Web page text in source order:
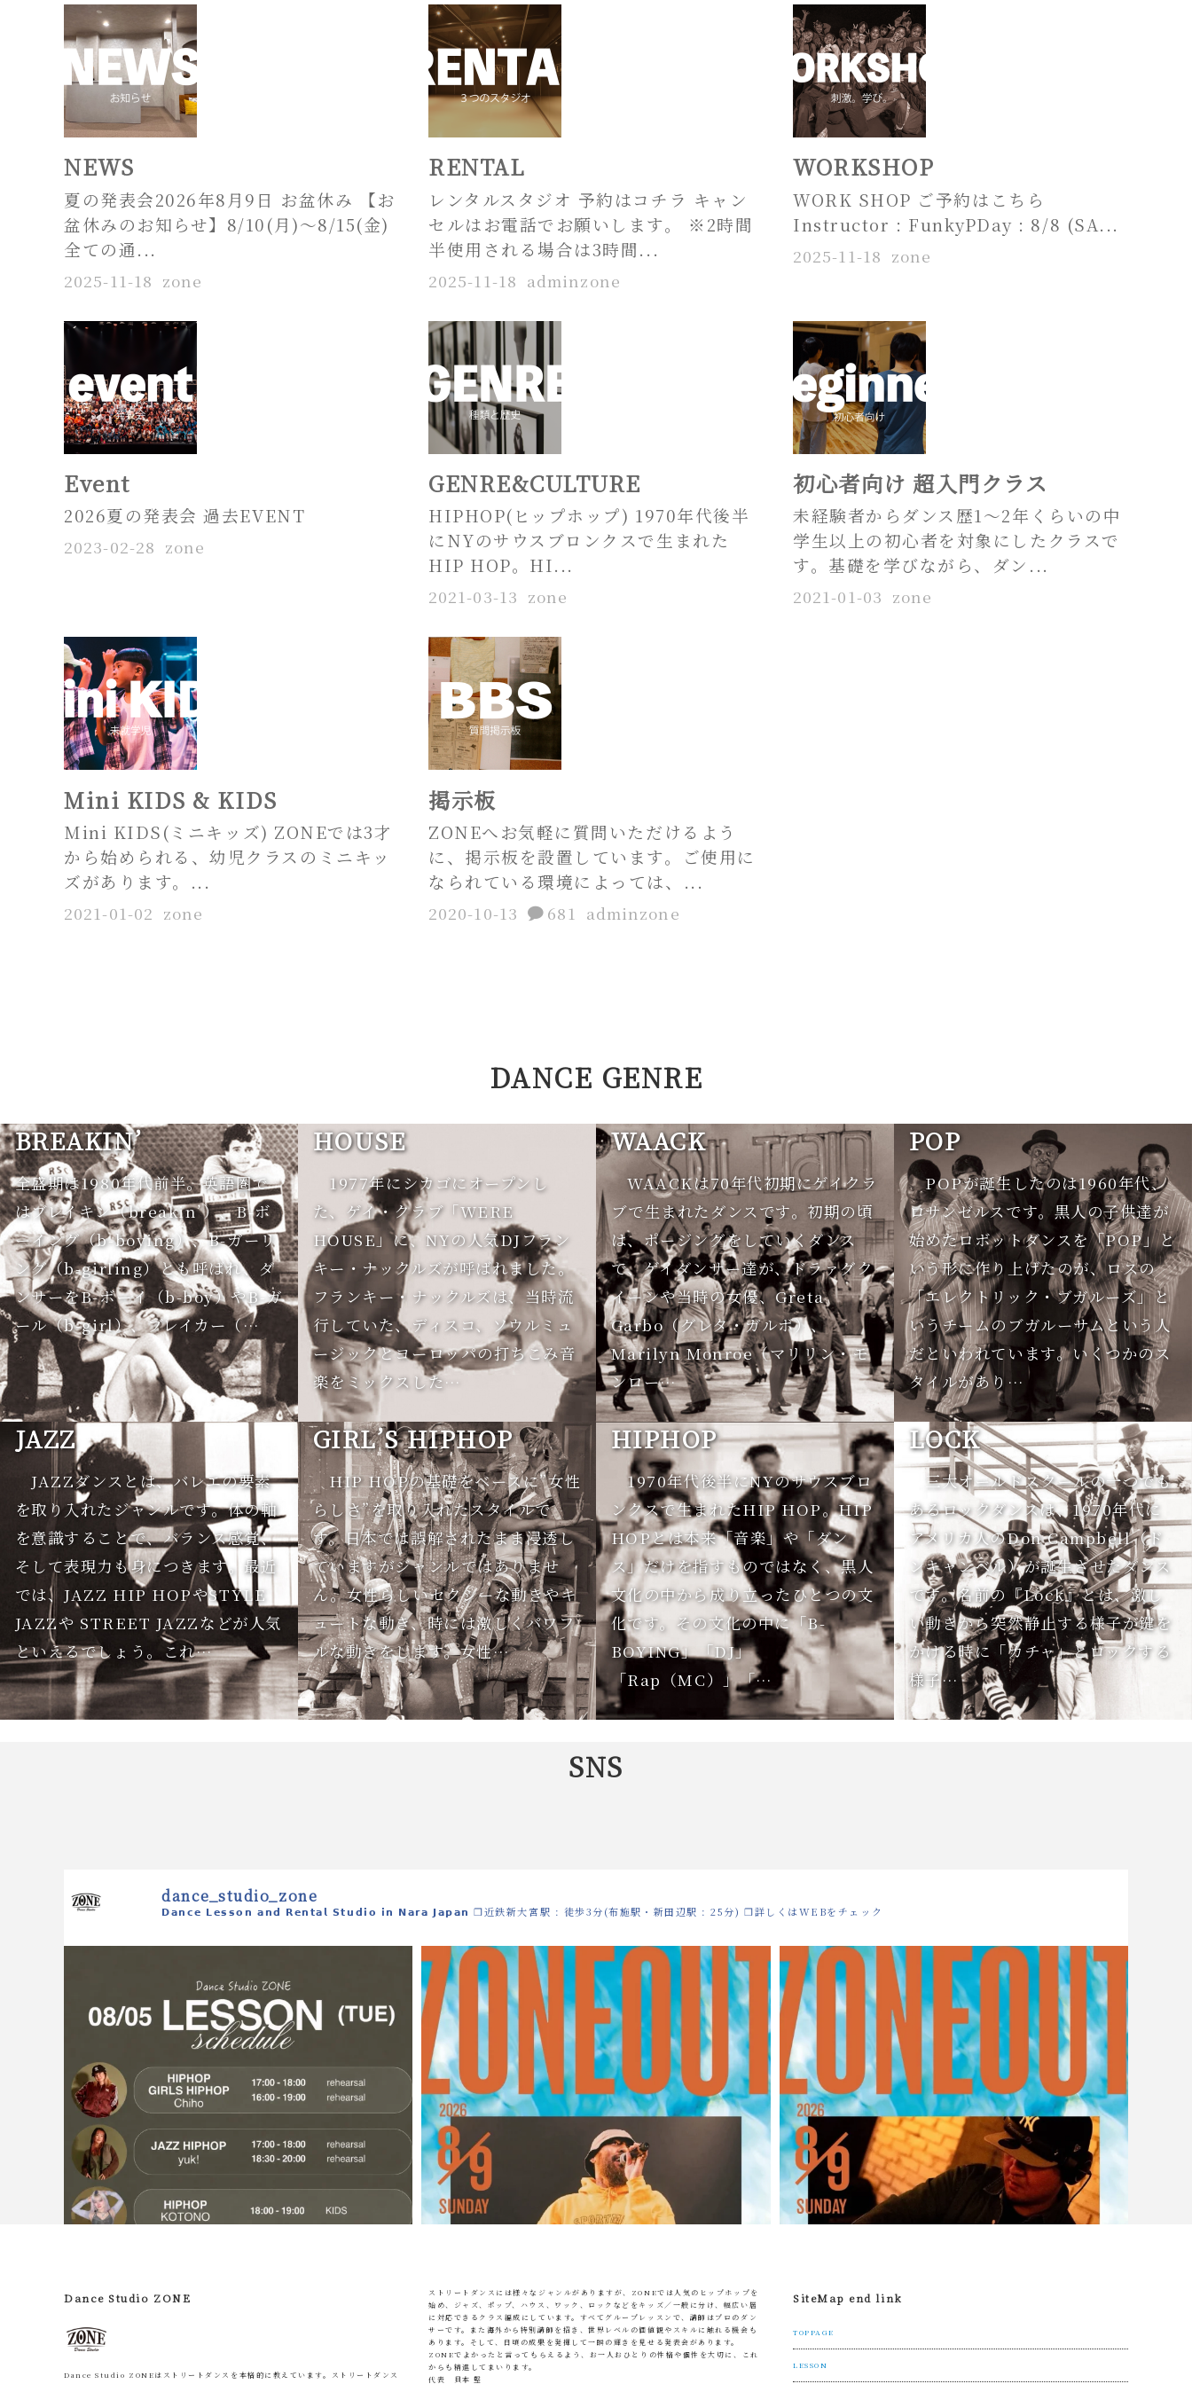
NEWS
夏の発表会2026年8月9日 お盆休み 【お
盆休みのお知らせ】8/10(月)〜8/15(金)
全ての通...
2025-11-18 zone
RENTAL
レンタルスタジオ 予約はコチラ キャン
セルはお電話でお願いします。 ※2時間
半使用される場合は3時間...
2025-11-18 adminzone
WORKSHOP
WORK SHOP ご予約はこちら
Instructor : FunkyPDay : 8/8 (SA...
2025-11-18 zone
Event
2026夏の発表会 過去EVENT
2023-02-28 zone
GENRE&CULTURE
HIPHOP(ヒップホップ) 1970年代後半
にNYのサウスブロンクスで生まれた
HIP HOP。HI...
2021-03-13 zone
初心者向け 超入門クラス
未経験者からダンス歴1〜2年くらいの中
学生以上の初心者を対象にしたクラスで
す。基礎を学びながら、ダン...
2021-01-03 zone
Mini KIDS & KIDS
Mini KIDS(ミニキッズ) ZONEでは3才
から始められる、幼児クラスのミニキッ
ズがあります。...
2021-01-02 zone
掲示板
ZONEへお気軽に質問いただけるよう
に、掲示板を設置しています。ご使用に
なられている環境によっては、...
2020-10-13 681 adminzone
DANCE GENRE
BREAKIN’
全盛期は1980年代前半。英語圏で
はブレイキン（breakin’）、B-ボ
ーイング（b-boying）、B-ガーリ
ング（b-girling）とも呼ばれ、ダ
ンサーをB-ボーイ（b-boy）やB-ガ
ール（b-girl）、ブレイカー（…
HOUSE
1977年にシカゴにオープンし
た、ゲイ・クラブ「WERE
HOUSE」に、NYの人気DJフラン
キー・ナックルズが呼ばれました。
フランキー・ナックルズは、当時流
行していた、ディスコ、ソウルミュ
ージックとヨーロッパの打ちこみ音
楽をミックスした…
WAACK
WAACKは70年代初期にゲイクラ
ブで生まれたダンスです。初期の頃
は、ポージングをしていくダンス
で、ゲイダンサー達が、ドラァグク
イーンや当時の女優、Greta
Garbo（グレタ・ガルボ）、
Marilyn Monroe（マリリン・モ
ンロー…
POP
POPが誕生したのは1960年代、
ロサンゼルスです。黒人の子供達が
始めたロボットダンスを「POP」と
いう形に作り上げたのが、ロスの
「エレクトリック・ブガルーズ」と
いうチームのブガルーサムという人
だといわれています。いくつかのス
タイルがあり…
JAZZ
JAZZダンスとは、バレエの要素
を取り入れたジャンルです。体の軸
を意識することで、バランス感覚、
そして表現力も身につきます。最近
では、JAZZ HIP HOPやSTYLE
JAZZや STREET JAZZなどが人気
といえるでしょう。これ…
GIRL’S HIPHOP
HIP HOPの基礎をベースに”女性
らしさ”を取り入れたスタイルで
す。日本では誤解されたまま浸透し
ていますがジャンルではありませ
ん。女性らしいセクシーな動きやキ
ュートな動き、時には激しくパワフ
ルな動きをします。女性…
HIPHOP
1970年代後半にNYのサウスブロ
ンクスで生まれたHIP HOP。HIP
HOPとは本来「音楽」や「ダン
ス」だけを指すものではなく、黒人
文化の中から成り立ったひとつの文
化です。その文化の中に「B-
BOYING」「DJ」
「Rap（MC）」「…
LOCK
三大オールドスクールの一つでも
あるロックダンスは、1970年代に
アメリカ人のDon Campbell（ド
ンキャンベル）が誕生させたダンス
です。名前の『Lock』とは、激し
い動きから突然静止する様子が鍵を
かける時に「カチャ」とロックする
様子…
SNS
dance_studio_zone
𝗗𝗮𝗻𝗰𝗲 𝗟𝗲𝘀𝘀𝗼𝗻 𝗮𝗻𝗱 𝗥𝗲𝗻𝘁𝗮𝗹 𝗦𝘁𝘂𝗱𝗶𝗼 𝗶𝗻 𝗡𝗮𝗿𝗮 𝗝𝗮𝗽𝗮𝗻❒近鉄新大宮駅 : 徒歩3分(布施駅・新田辺駅 : 25分) ❒詳しくはWEBをチェック
Dance Studio ZONE
Dance Studio ZONEはストリートダンスを本格的に教えています。ストリートダンス
ストリートダンスには様々なジャンルがありますが、ZONEでは人気のヒップホップを
始め、ジャズ、ポップ、ハウス、ワック、ロックなどをキッズ／一般に分け、幅広い層
に対応できるクラス編成にしています。すべてグループレッスンで、講師はプロのダン
サーです。また海外から特別講師を招き、世界レベルの価値観やスキルに触れる機会も
あります。そして、日頃の成果を発揮して一瞬の輝きを見せる発表会があります。
ZONEでよかったと言ってもらえるよう、お一人おひとりの性格や個性を大切に、これ
からも精進してまいります。
代表 貝本 堅
SiteMap end link
TOPPAGE
LESSON